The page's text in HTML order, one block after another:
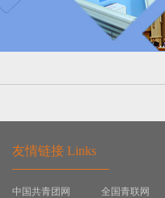
友情链接 Links
中国共青团网 全国青联网